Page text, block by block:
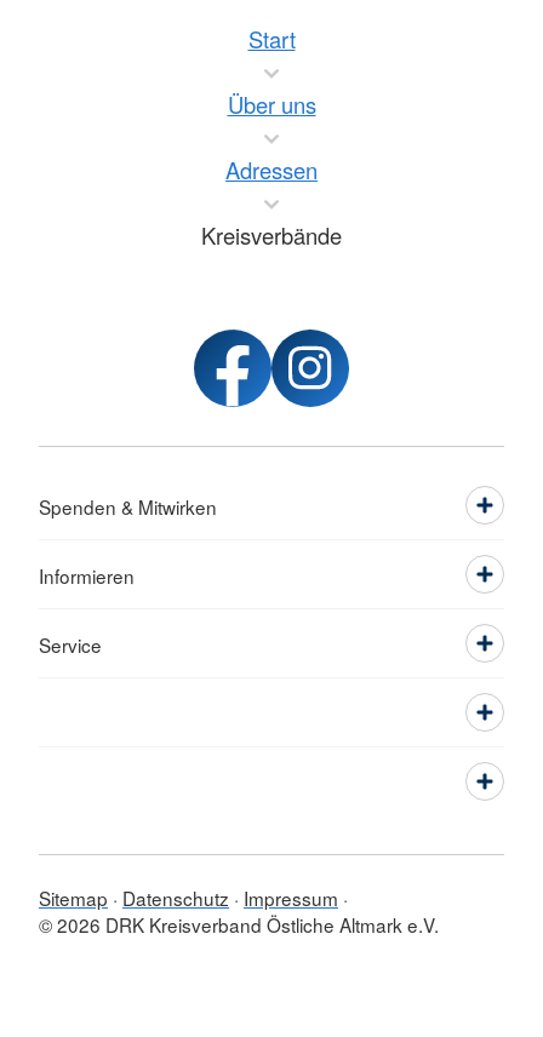
Start
Über uns
Adressen
Kreisverbände
Spenden & Mitwirken
Informieren
Service
Sitemap Datenschutz
Impressum
© 2026 DRK Kreisverband Östliche Altmark e.V.